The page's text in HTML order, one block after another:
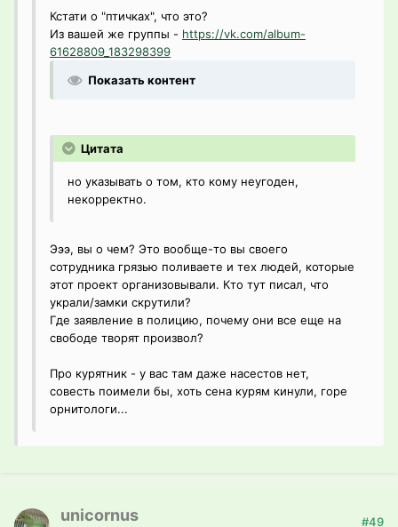
Кстати о "птичках", что это?
Из вашей же группы - https://vk.com/album-
61628809_183298399
Показать контент
Цитата
но указывать о том, кто кому неугоден,
некорректно.
Эээ, вы о чем? Это вообще-то вы своего
сотрудника грязью поливаете и тех людей, которые
этот проект организовывали. Кто тут писал, что
украли/замки скрутили?
Где заявление в полицию, почему они все еще на
свободе творят произвол?
Про курятник - у вас там даже насестов нет,
совесть поимели бы, хоть сена курям кинули, горе
орнитологи...
unicornus #49